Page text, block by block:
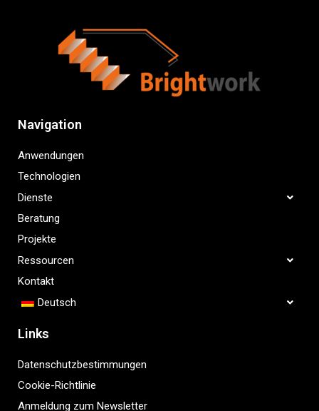
Navigation
Anwendungen
Technologien
Dienste
Beratung
Projekte
Ressourcen
Kontakt
Deutsch
Links
Datenschutzbestimmungen
Cookie-Richtlinie
Anmeldung zum Newsletter